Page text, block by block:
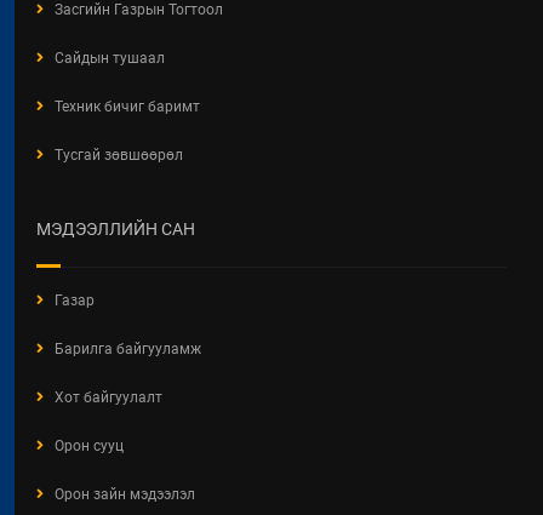
Засгийн Газрын Тогтоол
Сайдын тушаал
Техник бичиг баримт
Тусгай зөвшөөрөл
МЭДЭЭЛЛИЙН САН
Газар
Барилга байгууламж
Хот байгуулалт
Орон сууц
Орон зайн мэдээлэл